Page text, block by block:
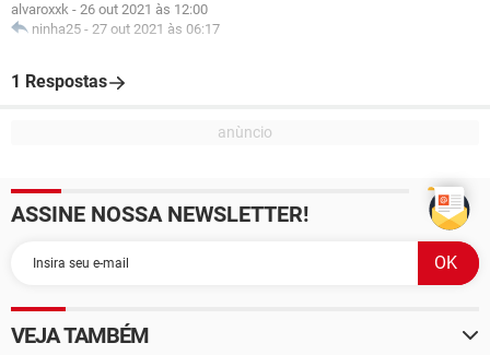
alvaroxxk - 26 out 2021 às 12:00
ninha25 - 27 out 2021 às 06:17
1 Respostas
ASSINE NOSSA NEWSLETTER!
VEJA TAMBÉM